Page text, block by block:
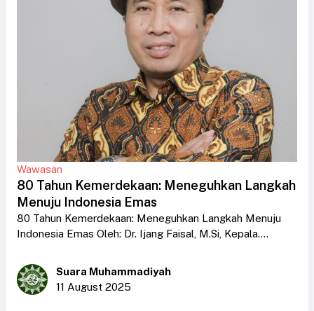
Wawasan
80 Tahun Kemerdekaan: Meneguhkan Langkah
Menuju Indonesia Emas
80 Tahun Kemerdekaan: Meneguhkan Langkah Menuju
Indonesia Emas Oleh: Dr. Ijang Faisal, M.Si, Kepala....
Suara Muhammadiyah
11 August 2025